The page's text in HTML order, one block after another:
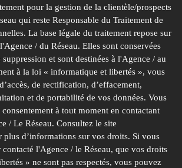
pour la gestion de la clientèle/prospects
qui reste Responsable du Traitement de
La base légale du traitement repose sur
/ du Réseau. Elles sont conservées
et sont destinées à l'Agence / au
à la loi « informatique et libertés », vous
de rectification, d’effacement,
et de portabilité de vos données. Vous
à tout moment en contactant
/ Le Réseau. Consultez le site
plus d’informations sur vos droits. Si vous
contacté l'Agence / le Réseau, que vos droits
» ne sont pas respectés, vous pouvez